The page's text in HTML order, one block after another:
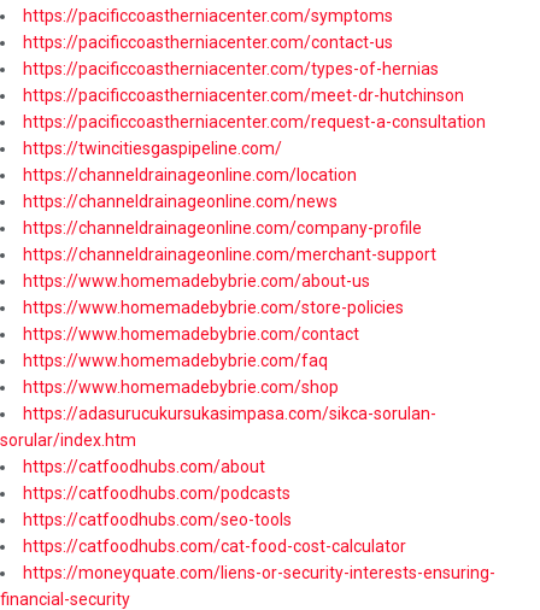
https://pacificcoastherniacenter.com/symptoms
https://pacificcoastherniacenter.com/contact-us
https://pacificcoastherniacenter.com/types-of-hernias
https://pacificcoastherniacenter.com/meet-dr-hutchinson
https://pacificcoastherniacenter.com/request-a-consultation
https://twincitiesgaspipeline.com/
https://channeldrainageonline.com/location
https://channeldrainageonline.com/news
https://channeldrainageonline.com/company-profile
https://channeldrainageonline.com/merchant-support
https://www.homemadebybrie.com/about-us
https://www.homemadebybrie.com/store-policies
https://www.homemadebybrie.com/contact
https://www.homemadebybrie.com/faq
https://www.homemadebybrie.com/shop
https://adasurucukursukasimpasa.com/sikca-sorulan-
sorular/index.htm
https://catfoodhubs.com/about
https://catfoodhubs.com/podcasts
https://catfoodhubs.com/seo-tools
https://catfoodhubs.com/cat-food-cost-calculator
https://moneyquate.com/liens-or-security-interests-ensuring-
financial-security